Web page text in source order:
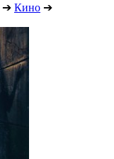
➔ Кино ➔